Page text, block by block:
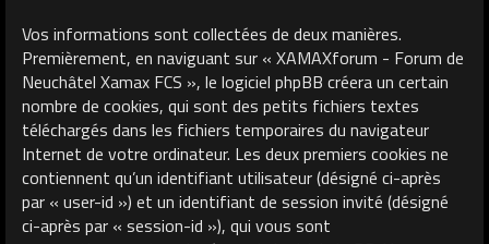
Vos informations sont collectées de deux manières.
Premièrement, en naviguant sur « XAMAXforum - Forum de
Neuchâtel Xamax FCS », le logiciel phpBB créera un certain
nombre de cookies, qui sont des petits fichiers textes
téléchargés dans les fichiers temporaires du navigateur
Internet de votre ordinateur. Les deux premiers cookies ne
contiennent qu’un identifiant utilisateur (désigné ci-après
par « user-id ») et un identifiant de session invité (désigné
ci-après par « session-id »), qui vous sont